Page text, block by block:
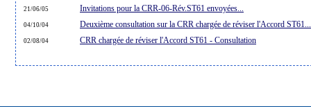
21/06/05 Invitations pour la CRR-06-Rév.ST61 envoyées...
04/10/04 Deuxième consultation sur la CRR chargée de réviser l'Accord ST61...
02/08/04 CRR chargée de réviser l'Accord ST61 - Consultation